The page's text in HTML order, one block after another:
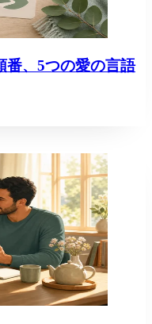
番、5つの愛の言語